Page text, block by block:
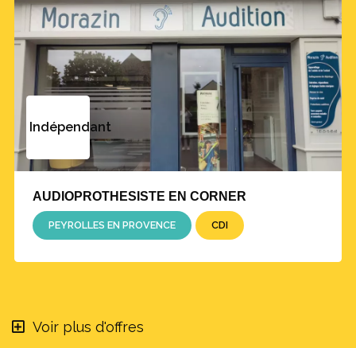
Indépendant
AUDIOPROTHESISTE EN CORNER
PEYROLLES EN PROVENCE CDI
Voir plus d'offres